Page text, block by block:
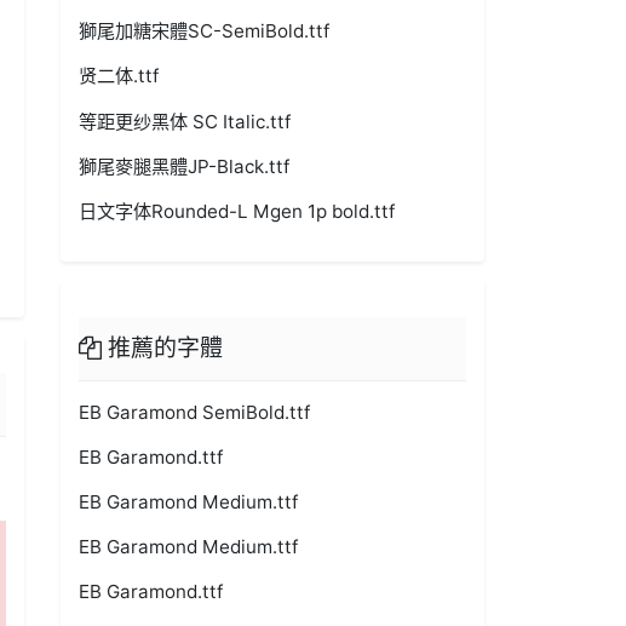
獅尾加糖宋體SC-SemiBold.ttf
贤二体.ttf
等距更纱黑体 SC Italic.ttf
獅尾麥腿黑體JP-Black.ttf
日文字体Rounded-L Mgen 1p bold.ttf
推薦的字體
EB Garamond SemiBold.ttf
EB Garamond.ttf
EB Garamond Medium.ttf
EB Garamond Medium.ttf
EB Garamond.ttf